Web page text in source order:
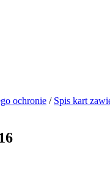
ochronie / Spis kart